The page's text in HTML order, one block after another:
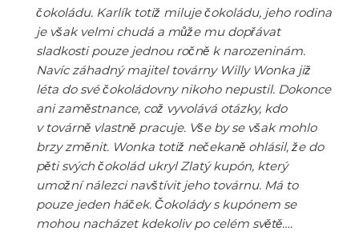
čokoládu. Karlík totiž miluje čokoládu, jeho rodina
je však velmi chudá a může mu dopřávat
sladkosti pouze jednou ročně k narozeninám.
Navíc záhadný majitel továrny Willy Wonka již
léta do své čokoládovny nikoho nepustil. Dokonce
ani zaměstnance, což vyvolává otázky, kdo
v továrně vlastně pracuje. Vše by se však mohlo
brzy změnit. Wonka totiž nečekaně ohlásil, že do
pěti svých čokolád ukryl Zlatý kupón, který
umožní nálezci navštívit jeho továrnu. Má to
pouze jeden háček. Čokolády s kupónem se
mohou nacházet kdekoliv po celém světě….